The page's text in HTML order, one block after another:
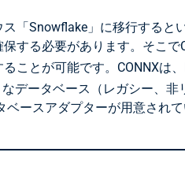
「Snowflake」に移行すると
する必要があります。そこ
ことが可能です。CONNXは
データベース（レガシー、
ースアダプターが用意され